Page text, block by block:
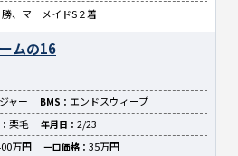
、マーメイドS２着
ムの16
ャー BMS： エンドスウィープ
栗毛 年月日： 2/23
万円 一口価格： 35万円